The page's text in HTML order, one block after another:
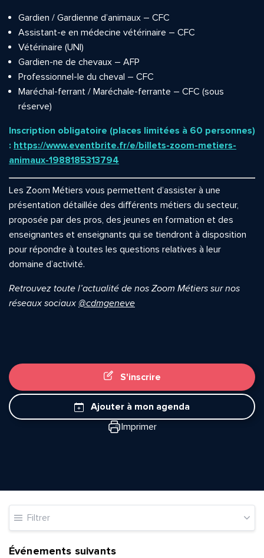
Gardien / Gardienne d’animaux – CFC
Assistant-e en médecine vétérinaire – CFC
Vétérinaire (UNI)
Gardien-ne de chevaux – AFP
Professionnel-le du cheval – CFC
Maréchal-ferrant / Maréchale-ferrante – CFC (sous
réserve)
Inscription obligatoire (places limitées à 60 personnes)
: https://www.eventbrite.fr/e/billets-zoom-metiers-
animaux-1988185313794
Les Zoom Métiers vous permettent d’assister à une
présentation détaillée des différents métiers du secteur,
proposée par des pros, des jeunes en formation et des
enseignantes et enseignants qui se tiendront à disposition
pour répondre à toutes les questions relatives à leur
domaine d’activité.
Retrouvez toute l’actualité de nos Zoom Métiers sur nos
réseaux sociaux @cdmgeneve
S'inscrire
Ajouter à mon agenda
Imprimer
Filtrer
Événements suivants